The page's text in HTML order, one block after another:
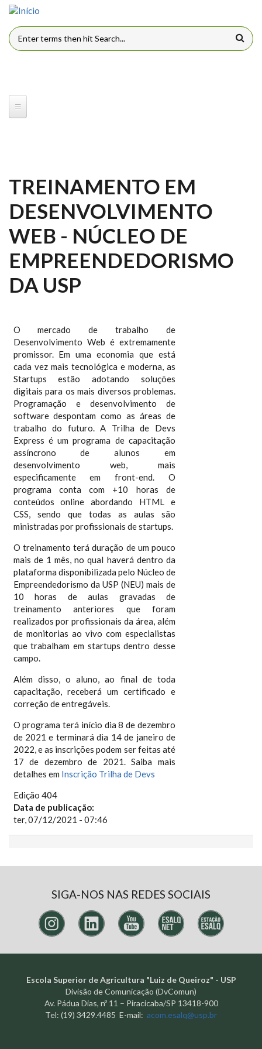
Pular para o conteúdo principal
FORMULÁRIO DE BUSCA
TREINAMENTO EM
DESENVOLVIMENTO
WEB - NÚCLEO DE
EMPREENDEDORISMO
DA USP
O mercado de trabalho de
Desenvolvimento Web é extremamente
promissor. Em uma economia que está
cada vez mais tecnológica e moderna, as
Startups estão adotando soluções
digitais para os mais diversos problemas.
Programação e desenvolvimento de
software despontam como as áreas de
trabalho do futuro. A Trilha de Devs
Express é um programa de capacitação
assíncrono de alunos em
desenvolvimento web, mais
especificamente em front-end. O
programa conta com +10 horas de
conteúdos online abordando HTML e
CSS, sendo que todas as aulas são
ministradas por profissionais de startups.
O treinamento terá duração de um pouco
mais de 1 mês, no qual haverá dentro da
plataforma disponibilizada pelo Núcleo de
Empreendedorismo da USP (NEU) mais de
10 horas de aulas gravadas de
treinamento anteriores que foram
realizados por profissionais da área, além
de monitorias ao vivo com especialistas
que trabalham em startups dentro desse
campo.
Além disso, o aluno, ao final de toda
capacitação, receberá um certificado e
correção de entregáveis.
O programa terá início dia 8 de dezembro
de 2021 e terminará dia 14 de janeiro de
2022, e as inscrições podem ser feitas até
17 de dezembro de 2021. Saiba mais
detalhes em Inscrição Trilha de Devs
Edição 404
Data de publicação:
ter, 07/12/2021 - 07:46
SIGA-NOS NAS REDES SOCIAIS
Escola Superior de Agricultura "Luiz de Queiroz" - USP
Divisão de Comunicação (DvComun)
Av. Pádua Dias, nº 11 – Piracicaba/SP 13418-900
Tel: (19) 3429.4485 E-mail: acom.esalq@usp.br